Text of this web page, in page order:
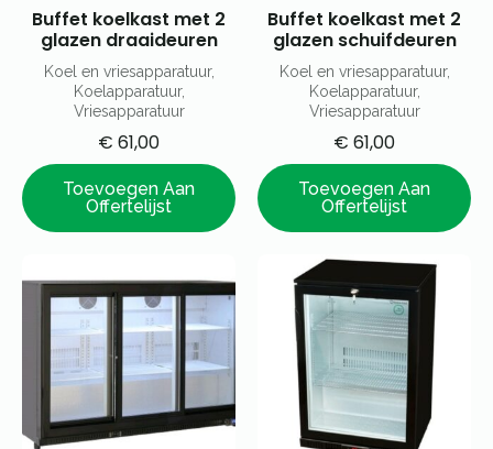
Koel en vriesapparatuur,
Koelapparatuur,
Vriesapparatuur
Buffet koelkast met 2
glazen draaideuren
€ 61,00
Toevoegen Aan
Offertelijst
Koel en vriesapparatuur,
Koelapparatuur,
Vriesapparatuur
Buffet koelkast met 2
glazen schuifdeuren
€ 61,00
Toevoegen Aan
Offertelijst